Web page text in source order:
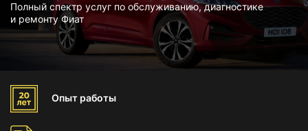
Полный спектр услуг по обслуживанию, диагностике
и ремонту Фиат
Опыт работы